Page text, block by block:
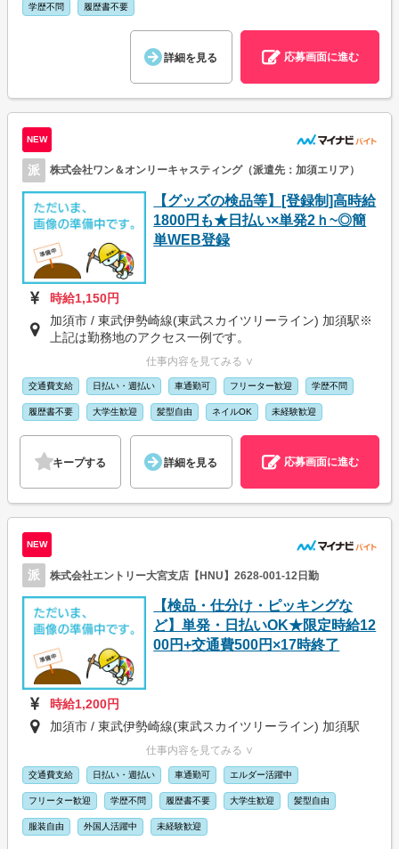
学歴不問 履歴書不要
詳細を見る 応募画面に進む
NEW
派 株式会社ワン＆オンリーキャスティング（派遣先：加須エリア）
【グッズの検品等】[登録制]高時給
1800円も★日払い×単発2ｈ~◎簡
単WEB登録
時給1,150円
加須市 / 東武伊勢崎線(東武スカイツリーライン) 加須駅※
上記は勤務地のアクセス一例です。
仕事内容を見てみる ∨
交通費支給 日払い・週払い 車通勤可 フリーター歓迎 学歴不問
履歴書不要 大学生歓迎 髪型自由 ネイルOK 未経験歓迎
キープする 詳細を見る 応募画面に進む
NEW
派 株式会社エントリー大宮支店【HNU】2628-001-12日勤
【検品・仕分け・ピッキングな
ど】単発・日払いOK★限定時給12
00円+交通費500円×17時終了
時給1,200円
加須市 / 東武伊勢崎線(東武スカイツリーライン) 加須駅
仕事内容を見てみる ∨
交通費支給 日払い・週払い 車通勤可 エルダー活躍中
フリーター歓迎 学歴不問 履歴書不要 大学生歓迎 髪型自由
服装自由 外国人活躍中 未経験歓迎